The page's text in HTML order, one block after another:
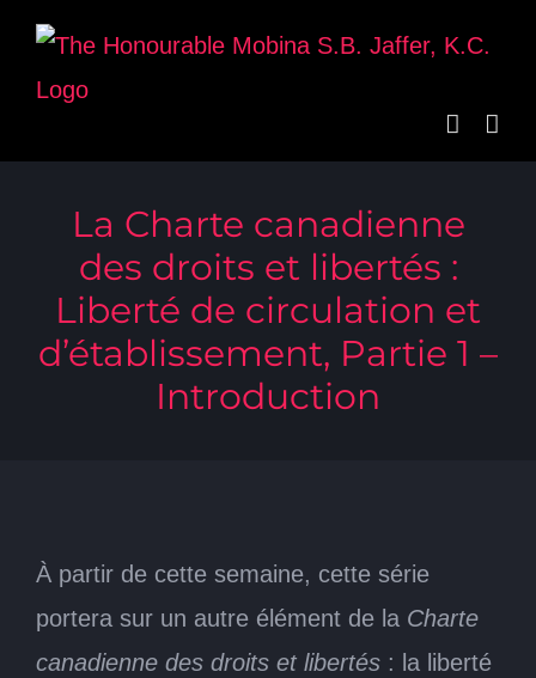
Skip
content
La Charte canadienne
des droits et libertés :
Liberté de circulation et
d’établissement, Partie 1 –
Introduction
À partir de cette semaine, cette série
portera sur un autre élément de la Charte
canadienne des droits et libertés : la liberté